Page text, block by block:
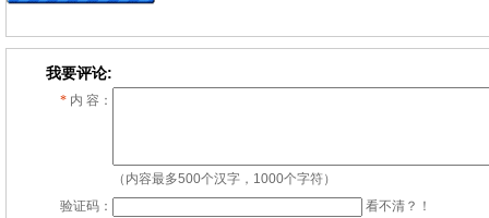
我要评论:
* 内 容：
（内容最多500个汉字，1000个字符）
验证码：
看不清？！